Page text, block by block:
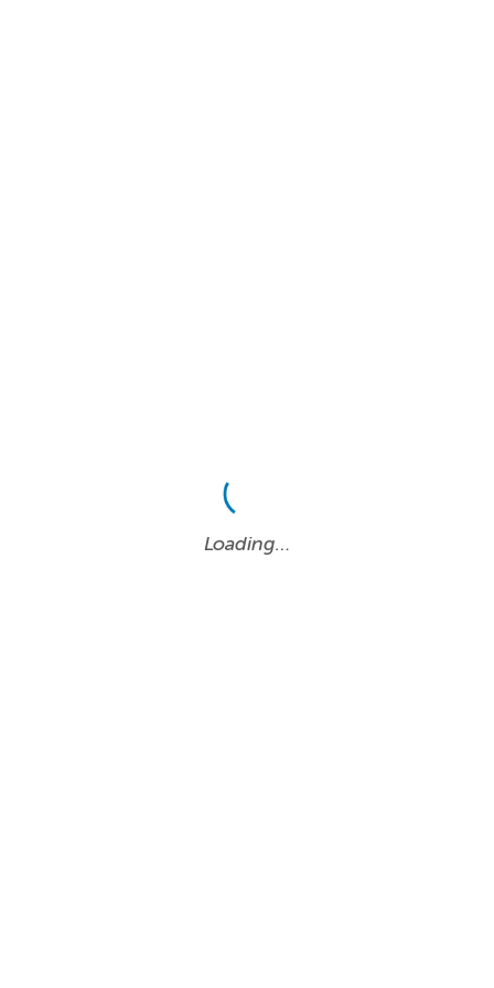
Loading…